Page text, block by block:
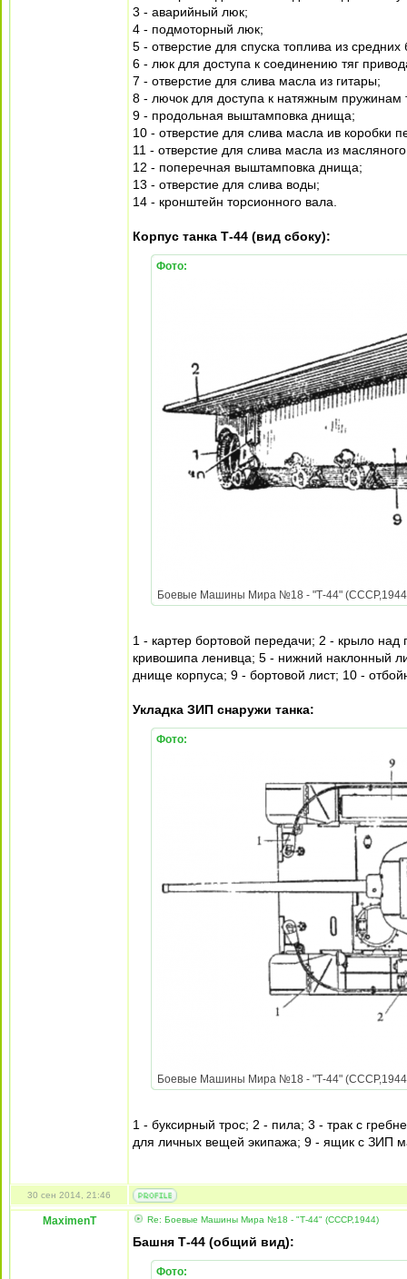
3 - аварийный люк;
4 - подмоторный люк;
5 - отверстие для спуска топлива из средних
6 - люк для доступа к соединению тяг
7 - отверстие для слива масла из гитары;
8 - лючок для доступа к натяжным пружинам
9 - продольная выштамповка днища;
10 - отверстие для слива масла ив коробки
11 - отверстие для слива масла из
12 - поперечная выштамповка днища;
13 - отверстие для слива воды;
14 - кронштейн торсионного вала.
Корпус танка Т-44 (вид сбоку):
Фото:
Боевые Машины Мира №18 - "Т-44" (СССР,1944)
1 - картер бортовой передачи; 2 - крыло
кривошипа ленивца; 5 - нижний наклонный
днище корпуса; 9 - бортовой лист; 10 -
Укладка ЗИП снаружи танка:
Фото:
Боевые Машины Мира №18 - "Т-44" (СССР,1944)
1 - буксирный трос; 2 - пила; 3 - трак с
для личных вещей экипажа; 9 - ящик с ЗИП
30 сен 2014, 21:46
MaximenT Re: Боевые Машины Мира №18 - "Т-44" (СССР,1944)
Башня Т-44 (общий вид):
Фото: